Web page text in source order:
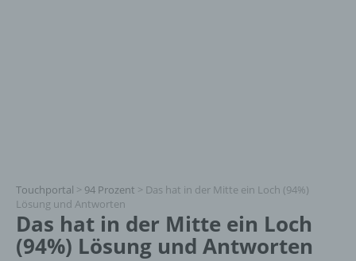
Touchportal > 94 Prozent > Das hat in der Mitte ein Loch (94%)
Lösung und Antworten
Das hat in der Mitte ein Loch
(94%) Lösung und Antworten